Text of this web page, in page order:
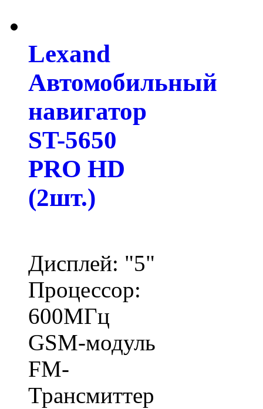
Lexand
Автомобильный
навигатор
ST-5650
PRO HD
(2шт.)
Дисплей: "5"
Процессор:
600МГц
GSM-модуль
FM-
Трансмиттер